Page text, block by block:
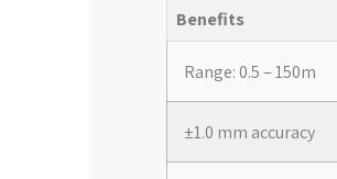
Benefits
Range: 0.5 – 150m
±1.0 mm accuracy